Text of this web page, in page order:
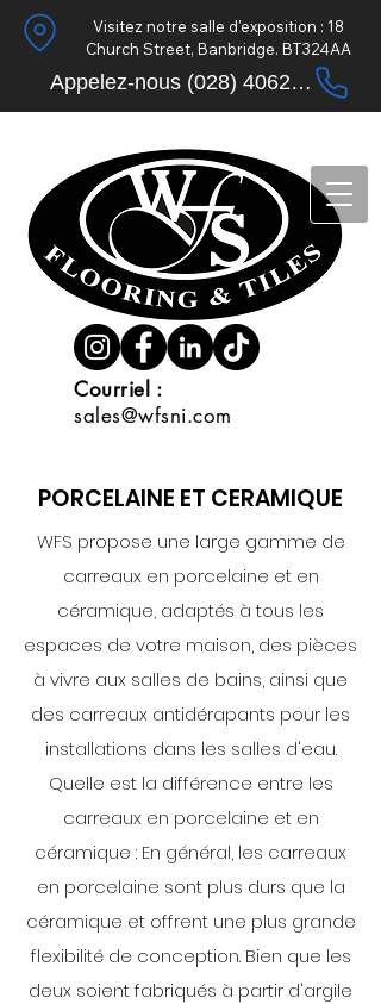
Courriel :
sales@wfsni.com
Visitez notre salle d'exposition : 18
Church Street, Banbridge. BT324AA
Appelez-nous (028) 4062 9633
PORCELAINE ET CERAMIQUE
WFS propose une large gamme de
carreaux en porcelaine et en
céramique, adaptés à tous les
espaces de votre maison, des pièces
à vivre aux salles de bains, ainsi que
des carreaux antidérapants pour les
installations dans les salles d'eau.
Quelle est la différence entre les
carreaux en porcelaine et en
céramique : En général, les carreaux
en porcelaine sont plus durs que la
céramique et offrent une plus grande
flexibilité de conception. Bien que les
deux soient fabriqués à partir d'argile